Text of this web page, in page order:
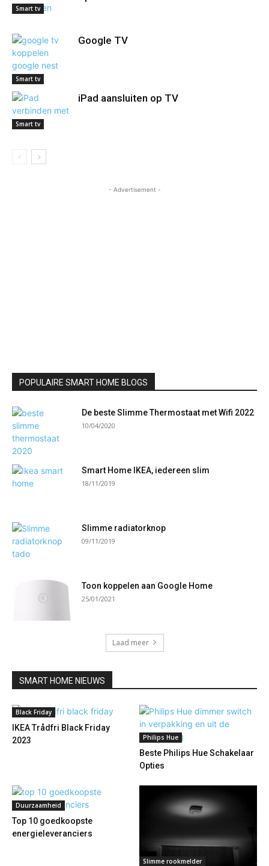
Smart tv
Smart tv
Google TV
Smart tv
iPad aansluiten op TV
- Advertisement -
POPULAIRE SMART HOME BLOGS
De beste Slimme Thermostaat met Wifi 2022
10/04/2020
Smart Home IKEA, iedereen slim
18/11/2019
Slimme radiatorknop
09/11/2019
Toon koppelen aan Google Home
25/01/2021
Laad meer
SMART HOME NIEUWS
Black Friday
IKEA Trådfri Black Friday
2023
Philips Hue
Beste Philips Hue Schakelaar
Opties
Duurzaamheid
Top 10 goedkoopste
energieleveranciers
Slimme rookmelder